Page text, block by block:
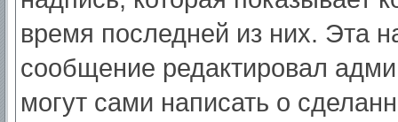
время последней из них. Эта
сообщение редактировал
могут сами написать о